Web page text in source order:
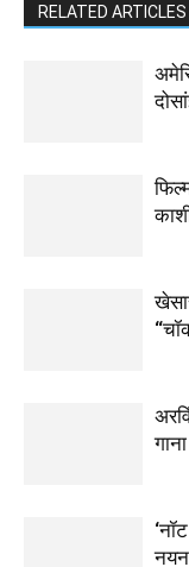
RELATED ARTICLES